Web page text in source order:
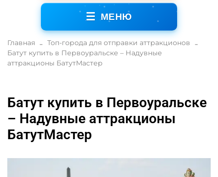
☰ МЕНЮ
Главная
Топ-города для отправки аттракционов
Батут купить в Первоуральске – Надувные
аттракционы БатутМастер
Батут купить в Первоуральске
– Надувные аттракционы
БатутМастер